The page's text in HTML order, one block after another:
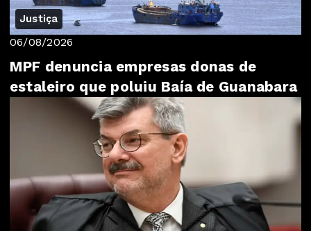
Justiça
06/08/2026
MPF denuncia empresas donas de
estaleiro que poluiu Baía de Guanabara